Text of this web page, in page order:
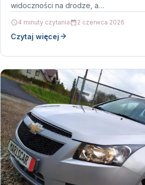
widoczności na drodze, a…
4 minuty czytania 2 czerwca 2026
Czytaj więcej